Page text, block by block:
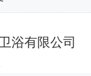
浴有限公司